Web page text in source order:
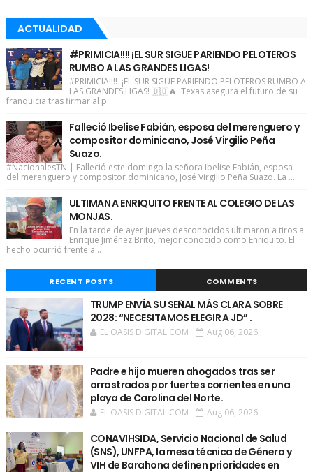
ACTUALIDAD
#PRIMICIA!!!! ¡EL SUR SIGUE PARIENDO PELOTEROS
RUMBO A LAS GRANDES LIGAS!
#PRIMICIA!!!! ¡EL SUR SIGUE PARIENDO PELOTEROS RUMBO A
LAS GRANDES LIGAS! 🇩🇴🔥 Texas asegura el futuro de su
franquicia tras firmar al p...
Falleció Ibelise Fabián, esposa del merenguero y
compositor dominicano, José Virgilio Peña
Suazo.
#NacionalesTN | Falleció este domingo la señora Ibelise Fabián, esposa
del merenguero y compositor dominicano, José Virgilio Peña Suazo. La ...
ULTIMAN A ENRIQUITO FRENTE AL COLEGIO DE LAS
MONJAS.
En la tarde de ayer jueves desconocidos ultimaron a tiros a
Enrique Jiménez Brito, mejor conocido como Enriquito. El
hecho ocurrió frente a...
RECENT POSTS COMMENTS
TRUMP ENVÍA SU SEÑAL MÁS CLARA SOBRE
2028: “NECESITAMOS ELEGIR A JD” .
EL OASIS DIGITAL.COM Aug 06, 2026
Padre e hijo mueren ahogados tras ser
arrastrados por fuertes corrientes en una
playa de Carolina del Norte.
EL OASIS DIGITAL.COM Aug 06, 2026
CONAVIHSIDA, Servicio Nacional de Salud
(SNS), UNFPA, la mesa técnica de Género y
VIH de Barahona definen prioridades en